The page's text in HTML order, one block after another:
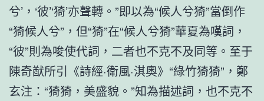
兮’，‘彼’‘猗’亦聲轉。”即以為“候人兮猗”當倒作
“猗候人兮”，但“猗”在“候人兮猗”華夏為嘆詞，
“彼”則為唆使代詞，二者也不克不及同等。至于
陳奇猷所引《詩經·衛風·淇奧》“綠竹猗猗”，鄭
玄注：“猗猗，美盛貌。”知為描述詞，也不克不